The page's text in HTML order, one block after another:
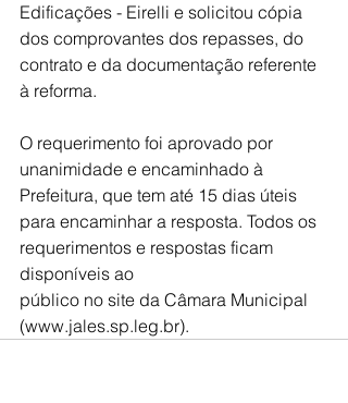
Edificações - Eirelli e solicitou cópia
dos comprovantes dos repasses, do
contrato e da documentação referente
à reforma.
O requerimento foi aprovado por
unanimidade e encaminhado à
Prefeitura, que tem até 15 dias úteis
para encaminhar a resposta. Todos os
requerimentos e respostas ficam
disponíveis ao
público no site da Câmara Municipal
(www.jales.sp.leg.br).